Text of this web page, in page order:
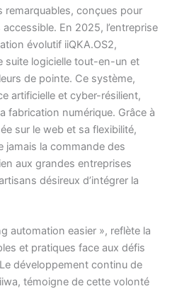
remarquables, conçues pour
En 2025, l’entreprise
évolutif iiQKA.OS2,
suite logicielle tout-en-un et
de pointe. Ce système,
artificielle et cyber-résilient,
fabrication numérique. Grâce à
sur le web et sa flexibilité,
jamais la commande des
aux grandes entreprises
désireux d’intégrer la
automation easier », reflète la
et pratiques face aux défis
développement continu de
témoigne de cette volonté